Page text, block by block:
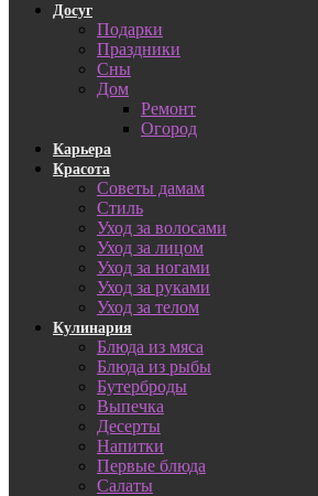
Досуг
Подарки
Праздники
Сны
Дом
Ремонт
Огород
Карьера
Красота
Советы дамам
Стиль
Уход за волосами
Уход за лицом
Уход за ногами
Уход за руками
Уход за телом
Кулинария
Блюда из мяса
Блюда из рыбы
Бутерброды
Выпечка
Десерты
Напитки
Первые блюда
Салаты